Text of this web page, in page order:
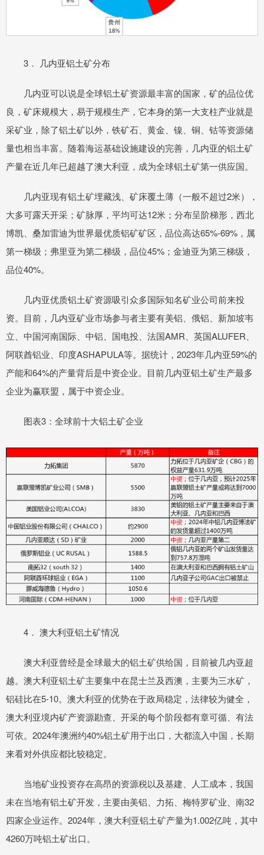
3． 几内亚铝土矿分布
几内亚可以说是全球铝土矿资源最丰富的国家，矿的品位优
良，矿床规模大，易于规模生产，它本身的第一大支柱产业就是
采矿业，除了铝土矿以外，铁矿石、黄金、镍、铜、钴等资源储
量也相当丰富。随着海运基础设施建设的完善，几内亚的铝土矿
产量在近几年已超越了澳大利亚，成为全球铝土矿第一供应国。
几内亚现有铝土矿埋藏浅、矿床覆土薄（一般不超过2米），
大多可露天开采；矿脉厚，平均可达12米；分布呈阶梯形，西北
博凯、桑加雷迪为世界最优质铝矿矿区，品位高达65%-69%，属
第一梯级；弗里亚为第二梯级，品位45%；金迪亚为第三梯级，
品位40%。
几内亚优质铝土矿资源吸引众多国际知名矿业公司前来投
资。目前，几内亚矿业市场参与者主要有美铝、俄铝、新加坡韦
立、中国河南国际、中铝、国电投、法国AMR、英国ALUFER、
阿联酋铝业、印度ASHAPULA等。据统计，2023年几内亚59%的
产能和64%的产量背后是中资企业。目前几内亚铝土矿生产最多
企业为赢联盟，属于中资企业。
图表3：全球前十大铝土矿企业
4． 澳大利亚铝土矿情况
澳大利亚曾经是全球最大的铝土矿供给国，目前被几内亚超
越。澳大利亚铝土矿主要集中在昆士兰及西澳，主要为三水矿，
铝硅比在5-10。澳大利亚的优势在于政局稳定，法律较为健全，
澳大利亚境内矿产资源勘查、开采的每个阶段都有章可循、有法
可依。2024年澳洲约40%铝土矿用于出口，大都流入中国，长期
来看对外供应都比较稳定。
当地矿业投资存在高昂的资源税以及基建、人工成本，我国
未在当地有铝土矿开发，主要由美铝、力拓、梅特罗矿业、南32
四家企业运作。2024年，澳大利亚铝土矿产量为1.002亿吨，其中
4260万吨铝土矿出口。